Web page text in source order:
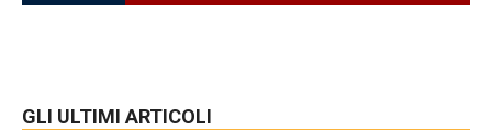
GLI ULTIMI ARTICOLI